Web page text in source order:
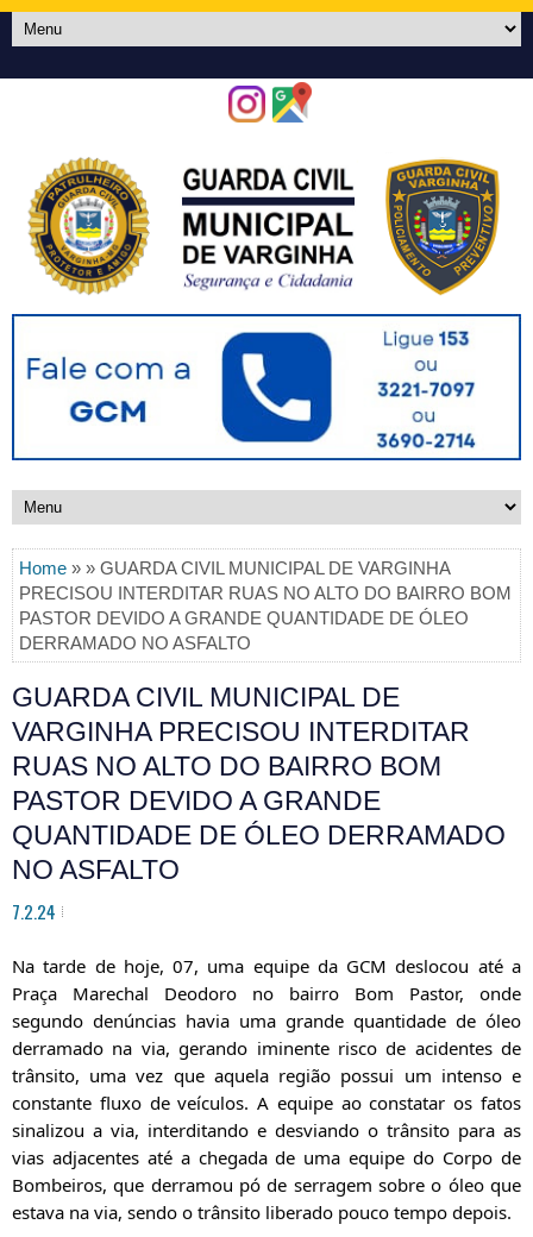
Home » » GUARDA CIVIL MUNICIPAL DE VARGINHA
PRECISOU INTERDITAR RUAS NO ALTO DO BAIRRO BOM
PASTOR DEVIDO A GRANDE QUANTIDADE DE ÓLEO
DERRAMADO NO ASFALTO
GUARDA CIVIL MUNICIPAL DE
VARGINHA PRECISOU INTERDITAR
RUAS NO ALTO DO BAIRRO BOM
PASTOR DEVIDO A GRANDE
QUANTIDADE DE ÓLEO DERRAMADO
NO ASFALTO
7.2.24
Na tarde de hoje, 07, uma equipe da GCM deslocou até a
Praça Marechal Deodoro no bairro Bom Pastor, onde
segundo denúncias havia uma grande quantidade de óleo
derramado na via, gerando iminente risco de acidentes de
trânsito, uma vez que aquela região possui um intenso e
constante fluxo de veículos. A equipe ao constatar os fatos
sinalizou a via, interditando e desviando o trânsito para as
vias adjacentes até a chegada de uma equipe do Corpo de
Bombeiros, que derramou pó de serragem sobre o óleo que
estava na via, sendo o trânsito liberado pouco tempo depois.